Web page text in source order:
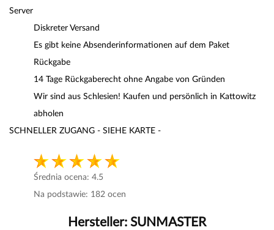
Server
Diskreter Versand
Es gibt keine Absenderinformationen auf dem Paket
Rückgabe
14 Tage Rückgaberecht ohne Angabe von Gründen
Wir sind aus Schlesien! Kaufen und persönlich in Kattowitz
abholen
SCHNELLER ZUGANG - SIEHE KARTE -
Średnia ocena: 4.5
Na podstawie: 182 ocen
Hersteller: SUNMASTER